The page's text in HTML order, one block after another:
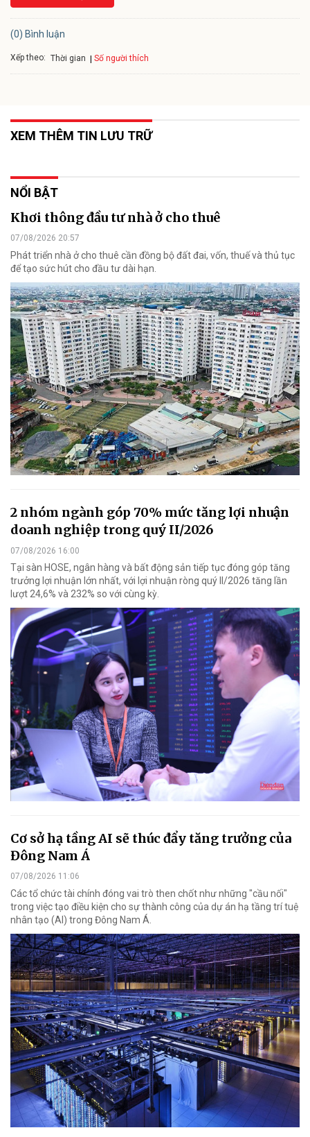
(0) Bình luận
Xếp theo: Thời gian Số người thích
XEM THÊM TIN LƯU TRỮ
NỔI BẬT
Khơi thông đầu tư nhà ở cho thuê
07/08/2026 20:57
Phát triển nhà ở cho thuê cần đồng bộ đất đai, vốn, thuế và thủ tục
để tạo sức hút cho đầu tư dài hạn.
2 nhóm ngành góp 70% mức tăng lợi nhuận
doanh nghiệp trong quý II/2026
07/08/2026 16:00
Tại sàn HOSE, ngân hàng và bất động sản tiếp tục đóng góp tăng
trưởng lợi nhuận lớn nhất, với lợi nhuận ròng quý II/2026 tăng lần
lượt 24,6% và 232% so với cùng kỳ.
Cơ sở hạ tầng AI sẽ thúc đẩy tăng trưởng của
Đông Nam Á
07/08/2026 11:06
Các tổ chức tài chính đóng vai trò then chốt như những "cầu nối"
trong việc tạo điều kiện cho sự thành công của dự án hạ tầng trí tuệ
nhân tạo (AI) trong Đông Nam Á.